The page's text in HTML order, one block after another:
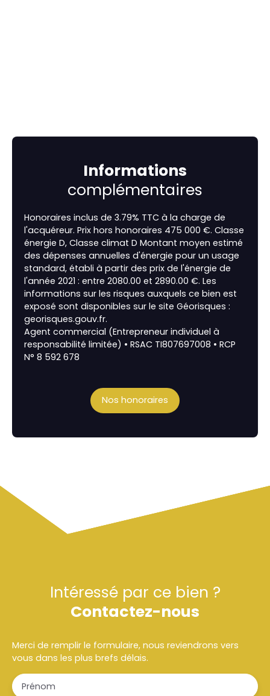
Informations
complémentaires
Honoraires inclus de 3.79% TTC à la charge de
l'acquéreur. Prix hors honoraires 475 000 €. Classe
énergie D, Classe climat D Montant moyen estimé
des dépenses annuelles d'énergie pour un usage
standard, établi à partir des prix de l'énergie de
l'année 2021 : entre 2080.00 et 2890.00 €. Les
informations sur les risques auxquels ce bien est
exposé sont disponibles sur le site Géorisques :
georisques.gouv.fr.
Agent commercial (Entrepreneur individuel à
responsabilité limitée) • RSAC TI807697008 • RCP
N° 8 592 678
Nos honoraires
Intéressé par ce bien ?
Contactez-nous
Merci de remplir le formulaire, nous reviendrons vers
vous dans les plus brefs délais.
Prénom